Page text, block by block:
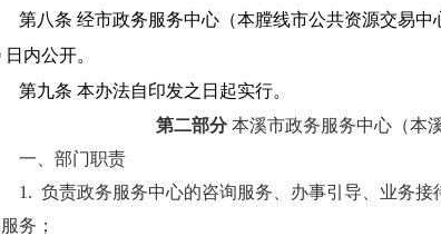
第八条 经市政务服务中心（本膛线市公共资源交易
日内公开。
第九条 本办法自印发之日起实行。
第二部分本溪市政务服务中心（本
一、部门职责
1. 负责政务服务中心的咨询服务、办事引导、业务
务；